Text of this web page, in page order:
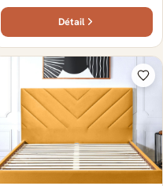
Détail